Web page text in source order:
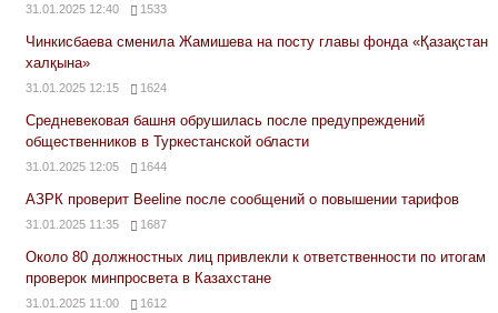
31.01.2025 12:40 1533
Чинкисбаева сменила Жамишева на посту главы фонда «Қазақстан
халқына»
31.01.2025 12:15 1624
Средневековая башня обрушилась после предупреждений
общественников в Туркестанской области
31.01.2025 12:05 1644
АЗРК проверит Beeline после сообщений о повышении тарифов
31.01.2025 11:35 1687
Около 80 должностных лиц привлекли к ответственности по итогам
проверок минпросвета в Казахстане
31.01.2025 11:00 1612